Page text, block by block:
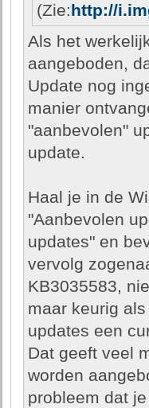
(Zie:http://
Als het
aangeboden,
Update nog
manier
"aanbevolen"
update.
Haal je in de
"Aanbevolen
updates" en
vervolg
KB3035583,
maar keurig
updates een
Dat geeft veel
worden
probleem dat